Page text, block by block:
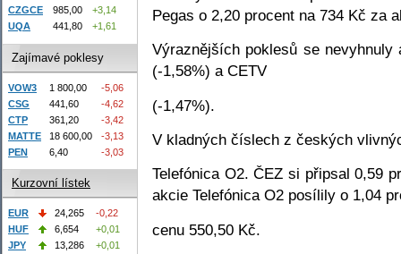
Pegas o 2,20 procent na 734 Kč za
Výraznějších poklesů se
(-1,58%) a CETV
(-1,47%).
V kladných číslech z českých
Telefónica O2. ČEZ si připsal 0,59
akcie Telefónica O2 posílily o 1,04
cenu 550,50 Kč.
CZGCE
985,00
+3,14
UQA
441,80 +1,61
Zajímavé poklesy
VOW3 1 800,00
-5,06
CSG
441,60
-4,62
CTP
361,20
-3,42
MATTE
18 600,00
-3,13
PEN
6,40 -3,03
Kurzovní lístek
EUR 24,265
-0,22
HUF
6,654
+0,01
JPY
13,286
+0,01